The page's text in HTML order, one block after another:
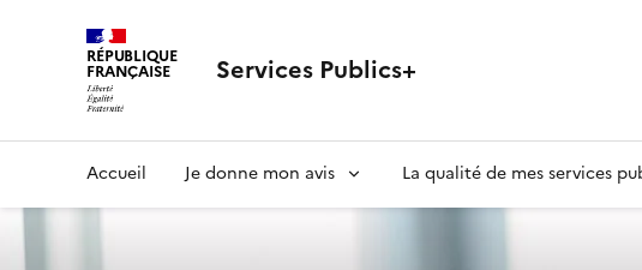
RÉPUBLIQUE
FRANÇAISE Services Publics+
principaleAccueil Je donne mon avis La qualité de mes services